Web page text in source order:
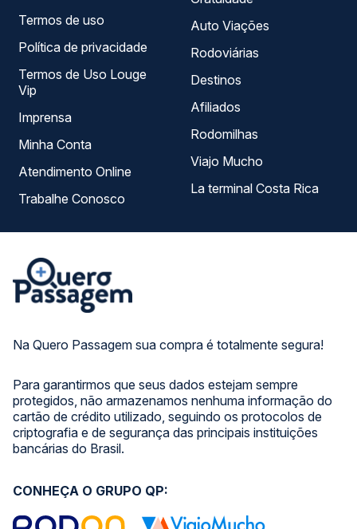
Na Quero Passagem sua compra é totalmente segura!
Para garantirmos que seus dados estejam sempre
protegidos, não armazenamos nenhuma informação do
cartão de crédito utilizado, seguindo os protocolos de
criptografia e de segurança das principais instituições
bancárias do Brasil.
Termos de uso
Política de privacidade
Termos de Uso Louge
Vip
Imprensa
Minha Conta
Atendimento Online
Trabalhe Conosco
Auto Viações
Rodoviárias
Destinos
Afiliados
Rodomilhas
Viajo Mucho
La terminal Costa Rica
CONHEÇA O GRUPO QP: